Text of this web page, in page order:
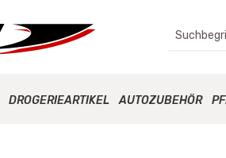
DROGERIEARTIKEL AUTOZUBEHÖR